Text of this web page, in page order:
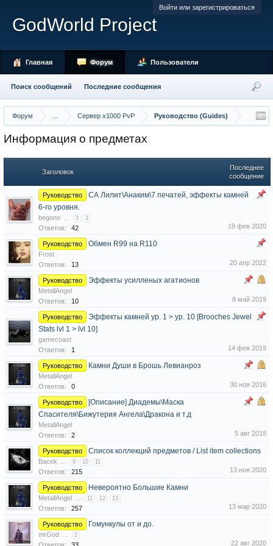
Войти или зарегистрироваться
Форум Сервер x1000 PvP Руководство (Guides)
Информация о предметах
Заголовок
Последнее
сообщение
Руководство
СА Лилит\Анаким\7 печатей, эффекты камней
6-го уровня.
begono ... 2 3
Ответов: 42 19 фев 2020
Руководство Обмен R99 на R110
Frost
Ответов:
13 20 апр 2022
Руководство Эффекты усилленых агатионов
MetallAngel
Ответов:
10 8 май 2019
Руководство
Эффекты камней ур. 1 > ур. 10 [Brooches Jewel
Stats lvl 1 > lvl 10]
gamecoast
Ответов:
1 14 фев 2019
Руководство Камни Души в Брошь Левианроз
MetallAngel
Ответов:
0 30 ноя 2016
Руководство
[Описание] Диадемы\Маска
Спасителя\Бижутерия Ангела\Дракона и т.д
MetallAngel
Ответов:
2 5 авг 2018
Руководство Список коллекций предметов / List item collections
Bacek ... 9 10 11
Ответов: 215 13 ноя 2020
Руководство Невероятно Большие Камни
MetallAngel ... 11 12 13
Ответов: 257 13 мар 2020
Руководство Гомункулы от и до.
mrGod ... 2
22 авг 2020
GodWorld Project
Главная Форум
Поиск сообщений Последние сообщения
Пользователи